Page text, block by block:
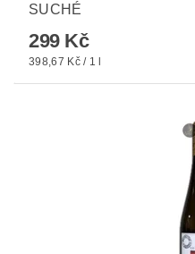
SUCHÉ
299 Kč
398,67 Kč / 1 l